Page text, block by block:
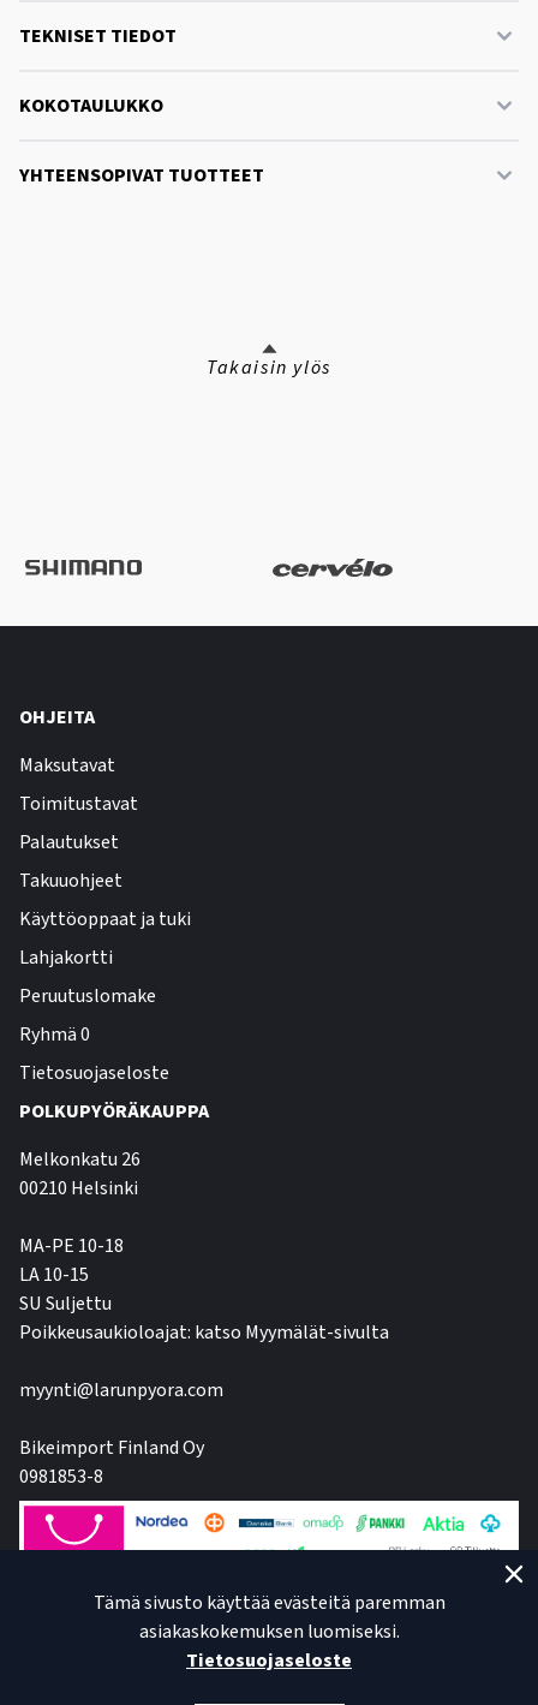
TEKNISET TIEDOT
KOKOTAULUKKO
YHTEENSOPIVAT TUOTTEET
Takaisin ylös
OHJEITA
Maksutavat
Toimitustavat
Palautukset
Takuuohjeet
Käyttöoppaat ja tuki
Lahjakortti
Peruutuslomake
Ryhmä 0
Tietosuojaseloste
POLKUPYÖRÄKAUPPA
Melkonkatu 26
00210 Helsinki
MA-PE 10-18
LA 10-15
SU Suljettu
Poikkeusaukioloajat: katso Myymälät-sivulta
myynti@larunpyora.com
Bikeimport Finland Oy
0981853-8
Tämä sivusto käyttää evästeitä paremman
asiakaskokemuksen luomiseksi.
Tietosuojaseloste